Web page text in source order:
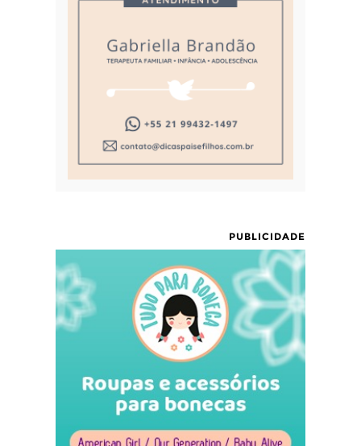
PUBLICIDADE